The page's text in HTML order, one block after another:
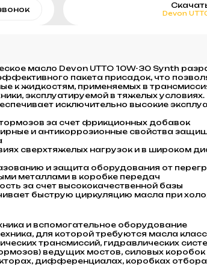
Devon
масло Devon UTTO 10W-30 Synth
пакета присадок, что
к жидкостям, применяемых в
эксплуатируемой в тяжелых условиях.
исключительно высокие
за счет фрикционных добавок
и антикоррозионные свойства
сверхтяжелых нагрузок и в широком
и защита оборудования от
металлами в коробке передач
за счет высококачественной базы
быструю циркуляцию масла при
и вспомогательное оборудование
для которой требуются масла
трансмиссий, гидравлических
ведущих мостов, силовых
дифференциалах, коробках